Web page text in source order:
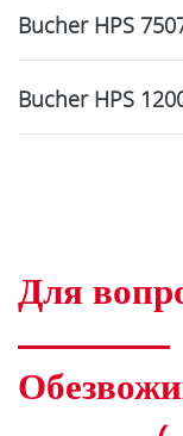
Bucher HPS
Bucher HPS
Для